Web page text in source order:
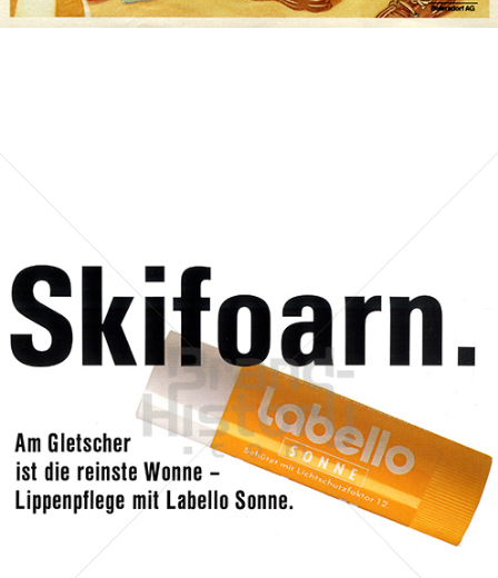
Bild-ID: 73267
Labello Beiersdorf AG 1991